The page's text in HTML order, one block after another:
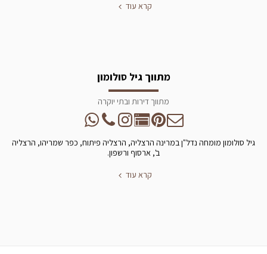
קרא עוד
מתווך גיל סולומון
מתווך דירות ובתי יוקרה
גיל סולומון מומחה נדל"ן במרינה הרצליה, הרצליה פיתוח, כפר שמריהו, הרצליה
ב', ארסוף ורשפון.
קרא עוד